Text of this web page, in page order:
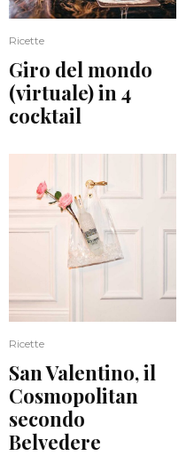
Ricette
Giro del mondo
(virtuale) in 4
cocktail
Ricette
San Valentino, il
Cosmopolitan
secondo
Belvedere